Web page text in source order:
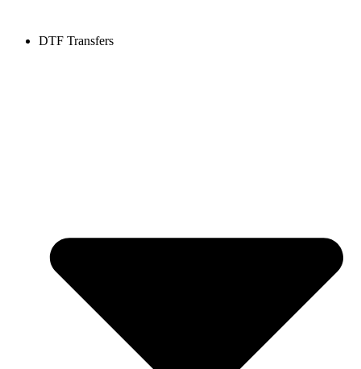
DTF Transfers